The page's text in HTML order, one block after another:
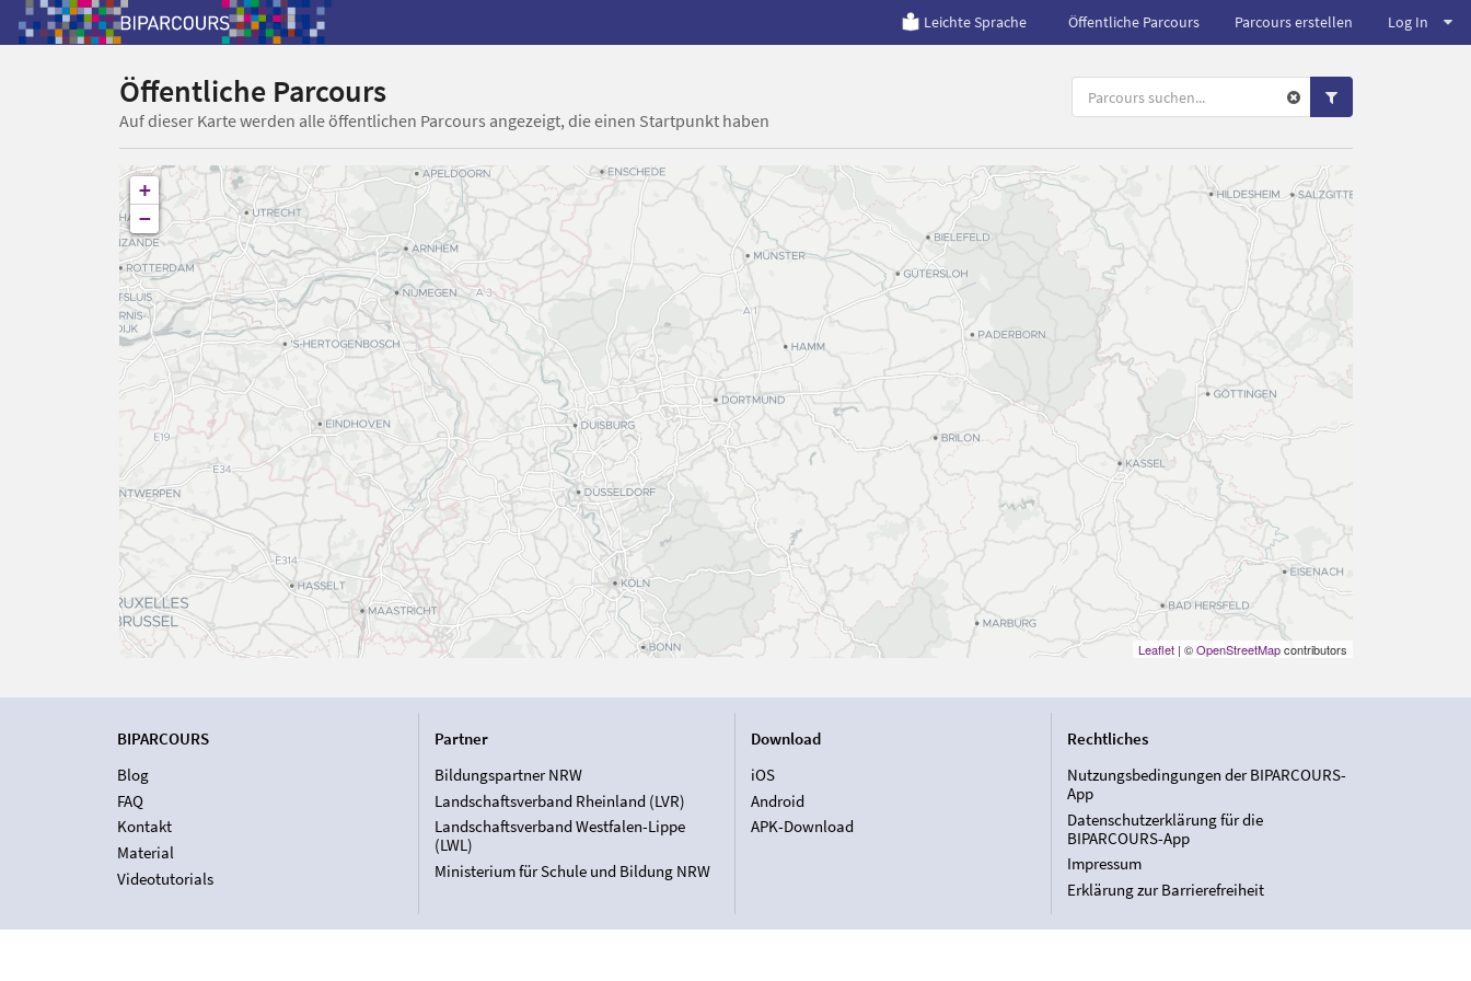
Leichte Sprache Öffentliche Parcours Parcours erstellen Log In
Öffentliche Parcours
Auf dieser Karte werden alle öffentlichen Parcours angezeigt, die einen Startpunkt haben
+
−
Leaflet| ©OpenStreetMapcontributors
BIPARCOURS
Blog
FAQ
Kontakt
Material
Videotutorials
Partner
Bildungspartner NRW
Landschaftsverband Rheinland (LVR)
Landschaftsverband Westfalen-Lippe
(LWL)
Ministerium für Schule und Bildung NRW
Download
iOS
Android
APK-Download
Rechtliches
Nutzungsbedingungen der BIPARCOURS-
App
Datenschutzerklärung für die
BIPARCOURS-App
Impressum
Erklärung zur Barrierefreiheit